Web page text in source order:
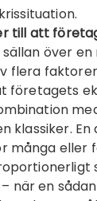
till att
över
flera
företagets
klassiker.
många eller
när en